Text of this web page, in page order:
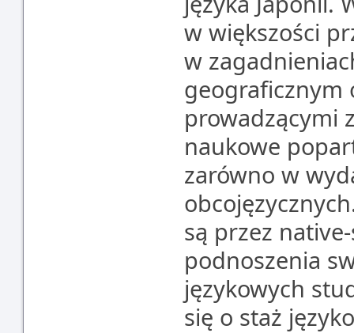
w większości
w
geograficznym
prowadzącymi
naukowe
zarówno w
są przez
podnoszenia
językowych
się o staż